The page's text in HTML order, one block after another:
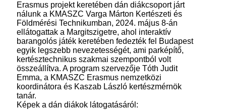
Erasmus projekt keretében dán diákcsoport járt
nálunk a KMASZC Varga Márton Kertészeti és
Földmérési Technikumban, 2024. május 8-án
ellátogattak a Margitszigetre, ahol interaktív
barangolós játék keretében fedezték fel Budapest
egyik legszebb nevezetességét, ami parképítő,
kertésztechnikus szakmai szempontból volt
összeállítva. A program szervezője Tóth Judit
Emma, a KMASZC Erasmus nemzetközi
koordinátora és Kaszab László kertészmérnök
tanár.
Képek a dán diákok látogatásáról: